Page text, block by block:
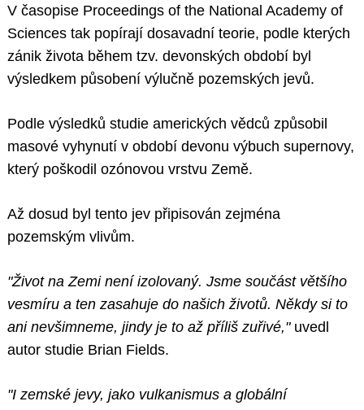
V časopise Proceedings of the National Academy of
Sciences tak popírají dosavadní teorie, podle kterých
zánik života během tzv. devonských období byl
výsledkem působení výlučně pozemských jevů.
Podle výsledků studie amerických vědců způsobil
masové vyhynutí v období devonu výbuch supernovy,
který poškodil ozónovou vrstvu Země.
Až dosud byl tento jev připisován zejména
pozemským vlivům.
"Život na Zemi není izolovaný. Jsme součást většího
vesmíru a ten zasahuje do našich životů. Někdy si to
ani nevšimneme, jindy je to až příliš zuřivé," uvedl
autor studie Brian Fields.
"I zemské jevy, jako vulkanismus a globální